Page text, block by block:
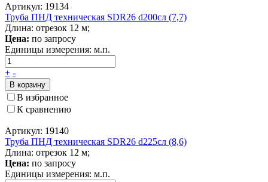
Артикул: 19134
Труба ПНД техническая SDR26 d200сл (7,7)
Длина: отрезок 12 м;
Цена: по запросу
Единицы измерения: м.п.
+ -
В корзину
В избранное
К сравнению
Артикул: 19140
Труба ПНД техническая SDR26 d225сл (8,6)
Длина: отрезок 12 м;
Цена: по запросу
Единицы измерения: м.п.